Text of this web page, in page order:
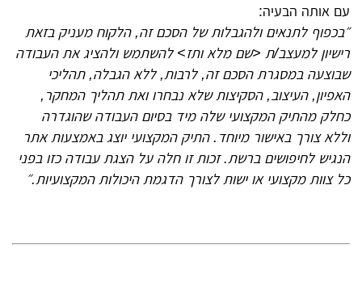
עם אותה הבעיה:
״בכפוף לתנאים ולהגבלות של הסכם זה, הלקוח מעניק בזאת
רישיון למעצב/ת <שם מלא ותז> להשתמש ולהציג את העבודה
שבוצעה במסגרת הסכם זה, לרבות, ללא הגבלה, תהליכי
האפיון, העיצוב, הסקיצות שלא נבחרו ואת תהליך המחקר,
כחלק מהתיק המקצועי שלה מיד בסיום העבודה שהוגדרה
וללא צורך באישור מיוחד. התיק המקצועי יוצג באמצעות אתר
הנגיש לחיפושים ברשת. זכות זו חלה על הצגת עבודה כזו בפני
כל צוות מקצועי או ישות לצורך הדגמת היכולות המקצועיות.״